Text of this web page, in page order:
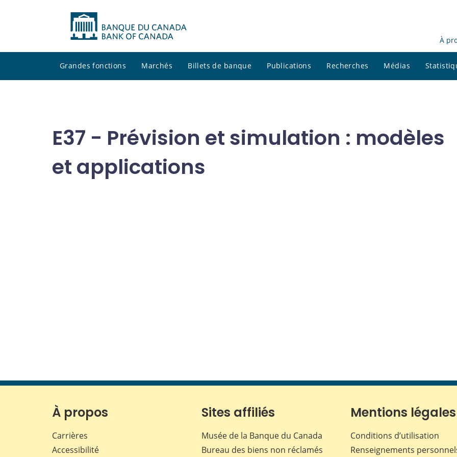
À
Grandes fonctions Marchés Billets de banque Publications Recherches Médias
E37 - Prévision et simulation : modèles
et applications
À propos
Carrières
Accessibilité
Sites affiliés
Musée de la Banque du Canada
Bureau des biens non réclamés
Mentions légales
Conditions d’utilisation
Renseignements